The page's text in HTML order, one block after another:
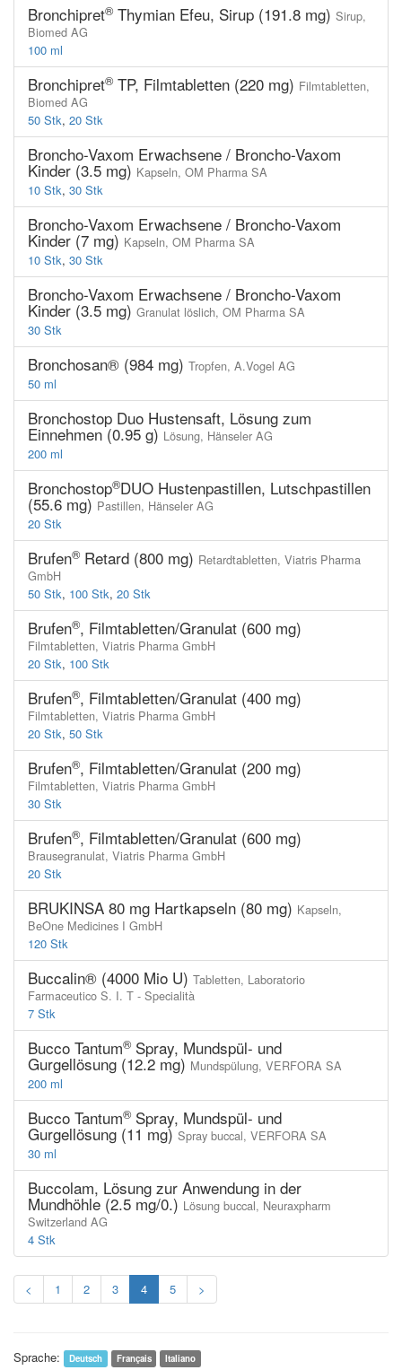
Bronchipret® Thymian Efeu, Sirup (191.8 mg) Sirup,
Biomed AG
100 ml
Bronchipret® TP, Filmtabletten (220 mg) Filmtabletten,
Biomed AG
50 Stk, 20 Stk
Broncho-Vaxom Erwachsene / Broncho-Vaxom
Kinder (3.5 mg) Kapseln, OM Pharma SA
10 Stk, 30 Stk
Broncho-Vaxom Erwachsene / Broncho-Vaxom
Kinder (7 mg) Kapseln, OM Pharma SA
10 Stk, 30 Stk
Broncho-Vaxom Erwachsene / Broncho-Vaxom
Kinder (3.5 mg) Granulat löslich, OM Pharma SA
30 Stk
Bronchosan® (984 mg) Tropfen, A.Vogel AG
50 ml
Bronchostop Duo Hustensaft, Lösung zum
Einnehmen (0.95 g) Lösung, Hänseler AG
200 ml
Bronchostop®DUO Hustenpastillen, Lutschpastillen
(55.6 mg) Pastillen, Hänseler AG
20 Stk
Brufen® Retard (800 mg) Retardtabletten, Viatris Pharma
GmbH
50 Stk, 100 Stk, 20 Stk
Brufen®, Filmtabletten/Granulat (600 mg)
Filmtabletten, Viatris Pharma GmbH
20 Stk, 100 Stk
Brufen®, Filmtabletten/Granulat (400 mg)
Filmtabletten, Viatris Pharma GmbH
20 Stk, 50 Stk
Brufen®, Filmtabletten/Granulat (200 mg)
Filmtabletten, Viatris Pharma GmbH
30 Stk
Brufen®, Filmtabletten/Granulat (600 mg)
Brausegranulat, Viatris Pharma GmbH
20 Stk
BRUKINSA 80 mg Hartkapseln (80 mg) Kapseln,
BeOne Medicines I GmbH
120 Stk
Buccalin® (4000 Mio U) Tabletten, Laboratorio
Farmaceutico S. I. T - Specialità
7 Stk
Bucco Tantum® Spray, Mundspül- und
Gurgellösung (12.2 mg) Mundspülung, VERFORA SA
200 ml
Bucco Tantum® Spray, Mundspül- und
Gurgellösung (11 mg)Spray buccal, VERFORA SA
30 ml
Buccolam, Lösung zur Anwendung in der
Mundhöhle (2.5 mg/0.) Lösung buccal, Neuraxpharm
Switzerland AG
4 Stk
< 1 2 3 4 5 >
Sprache: Deutsch Français Italiano